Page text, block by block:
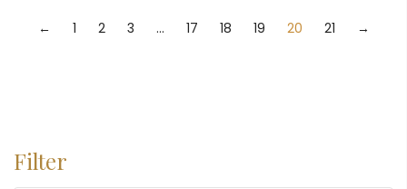
← 1 2 3 … 17 18 19 20 21 →
Filter